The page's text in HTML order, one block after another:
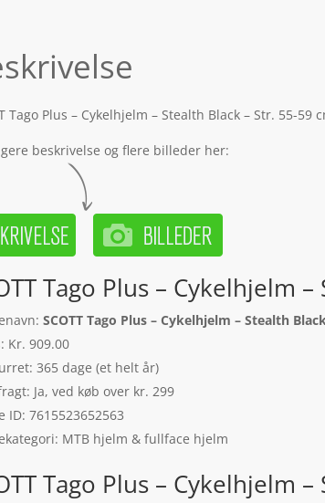
Tago Plus – Cykelhjelm – Stealth Black – Str. 55-
beskrivelse og flere billeder her:
Tago Plus – Cykelhjelm
SCOTT Tago Plus – Cykelhjelm – Stealth
Kr. 909.00
365 dage (et helt år)
Ja, ved køb over kr. 299
ID: 7615523652563
MTB hjelm & fullface hjelm
Tago Plus – Cykelhjelm